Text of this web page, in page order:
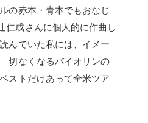
の赤本・青本でもおなじ
仁成さんに個人的に作曲し
んでいた私には、イメー
切なくなるバイオリンの
ストだけあって全米ツア